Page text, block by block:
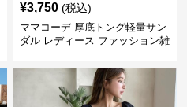
¥3,750 (税込)
ママコーデ 厚底トング軽量サン
ダル レディース ファッション雑